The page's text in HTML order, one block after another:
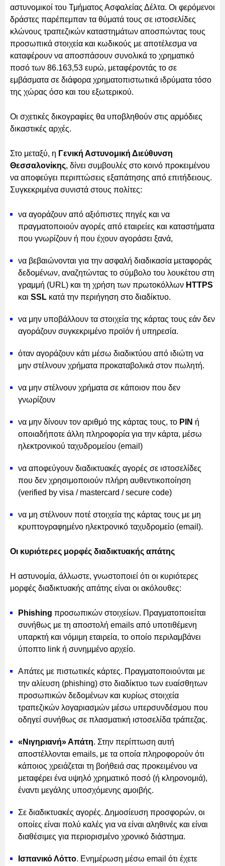
αστυνομικοί του Τμήματος Ασφαλείας Δέλτα. Οι φερόμενοι
δράστες παρέπεμπαν τα θύματά τους σε ιστοσελίδες
κλώνους τραπεζικών καταστημάτων αποσπώντας τους
προσωπικά στοιχεία και κωδικούς με αποτέλεσμα να
καταφέρουν να αποσπάσουν συνολικά το χρηματικό
ποσό των 86.163,53 ευρώ, μεταφέροντάς το σε
εμβάσματα σε διάφορα χρηματοπιστωτικά ιδρύματα τόσο
της χώρας όσο και του εξωτερικού.
Οι σχετικές δικογραφίες θα υποβληθούν στις αρμόδιες
δικαστικές αρχές.
Στο μεταξύ, η Γενική Αστυνομική Διεύθυνση
Θεσσαλονίκης, δίνει συμβουλές στο κοινό προκειμένου
να αποφεύγει περιπτώσεις εξαπάτησης από επιτήδειους.
Συγκεκριμένα συνιστά στους πολίτες:
να αγοράζουν από αξιόπιστες πηγές και να
πραγματοποιούν αγορές από εταιρείες και καταστήματα
που γνωρίζουν ή που έχουν αγοράσει ξανά,
να βεβαιώνονται για την ασφαλή διαδικασία μεταφοράς
δεδομένων, αναζητώντας το σύμβολο του λουκέτου στη
γραμμή (URL) και τη χρήση των πρωτοκόλλων HTTPS
και SSL κατά την περιήγηση στο διαδίκτυο.
να μην υποβάλλουν τα στοιχεία της κάρτας τους εάν δεν
αγοράζουν συγκεκριμένο προϊόν ή υπηρεσία.
όταν αγοράζουν κάτι μέσω διαδικτύου από ιδιώτη να
μην στέλνουν χρήματα προκαταβολικά στον πωλητή.
να μην στέλνουν χρήματα σε κάποιον που δεν
γνωρίζουν
να μην δίνουν τον αριθμό της κάρτας τους, το ΡΙΝ ή
οποιαδήποτε άλλη πληροφορία για την κάρτα, μέσω
ηλεκτρονικού ταχυδρομείου (email)
να αποφεύγουν διαδικτυακές αγορές σε ιστοσελίδες
που δεν χρησιμοποιούν πλήρη αυθεντικοποίηση
(verified by visa / mastercard / secure code)
να μη στέλνουν ποτέ στοιχεία της κάρτας τους με μη
κρυπτογραφημένο ηλεκτρονικό ταχυδρομείο (email).
Οι κυριότερες μορφές διαδικτυακής απάτης
Η αστυνομία, άλλωστε, γνωστοποιεί ότι οι κυριότερες
μορφές διαδικτυακής απάτης είναι οι ακόλουθες:
Phishing προσωπικών στοιχείων. Πραγματοποιείται
συνήθως με τη αποστολή emails από υποτιθέμενη
υπαρκτή και νόμιμη εταιρεία, το οποίο περιλαμβάνει
ύποπτο link ή συνημμένο αρχείο.
Απάτες με πιστωτικές κάρτες. Πραγματοποιούνται με
την αλίευση (phishing) στο διαδίκτυο των ευαίσθητων
προσωπικών δεδομένων και κυρίως στοιχεία
τραπεζικών λογαριασμών μέσω υπερσυνδέσμου που
οδηγεί συνήθως σε πλασματική ιστοσελίδα τράπεζας.
«Νιγηριανή» Απάτη. Στην περίπτωση αυτή
αποστέλλονται emails, με τα οποία πληροφορούν ότι
κάποιος χρειάζεται τη βοήθειά σας προκειμένου να
μεταφέρει ένα υψηλό χρηματικό ποσό (ή κληρονομιά),
έναντι μεγάλης υποσχόμενης αμοιβής.
Σε διαδικτυακές αγορές. Δημοσίευση προσφορών, οι
οποίες είναι πολύ καλές για να είναι αληθινές και είναι
διαθέσιμες για περιορισμένο χρονικό διάστημα.
Ισπανικό Λόττο. Ενημέρωση μέσω email ότι έχετε